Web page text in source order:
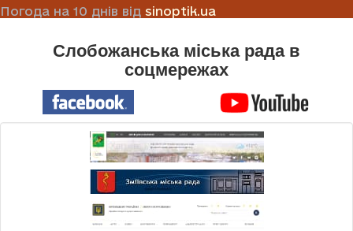
Погода на 10 днів від sinoptik.ua
Слобожанська міська рада в
соцмережах